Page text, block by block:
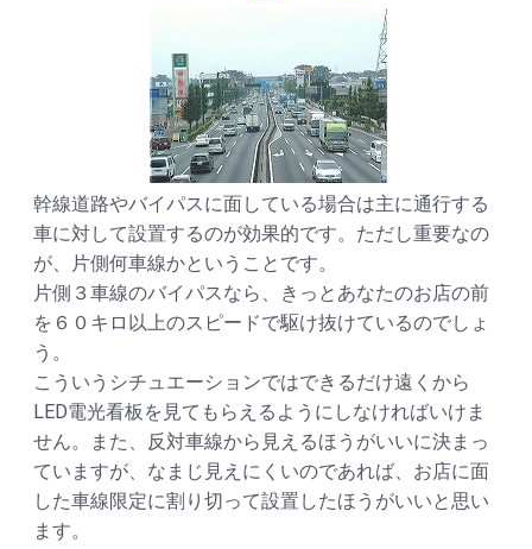
幹線道路やバイパスに面している場合は主に通行する
車に対して設置するのが効果的です。ただし重要なの
が、片側何車線かということです。
片側３車線のバイパスなら、きっとあなたのお店の前
を６０キロ以上のスピードで駆け抜けているのでしょ
う。
こういうシチュエーションではできるだけ遠くから
LED電光看板を見てもらえるようにしなければいけま
せん。また、反対車線から見えるほうがいいに決まっ
ていますが、なまじ見えにくいのであれば、お店に面
した車線限定に割り切って設置したほうがいいと思い
ます。